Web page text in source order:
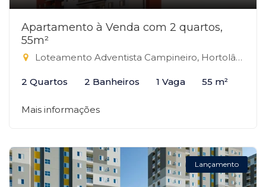
Apartamento à Venda com 2 quartos,
55m²
Loteamento Adventista Campineiro, Hortolândia-SP
2 Quartos 2 Banheiros 1 Vaga 55 m²
Mais informações
Lançamento